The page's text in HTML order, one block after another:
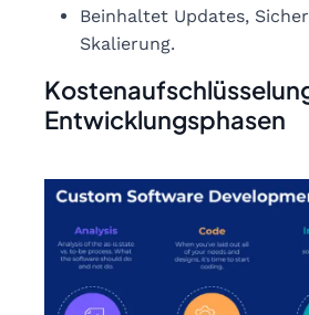
Beinhaltet Updates,
Skalierung.
Entwicklungsphasen